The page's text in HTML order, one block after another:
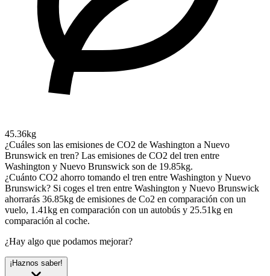
45.36kg
¿Cuáles son las emisiones de CO2 de Washington a Nuevo
Brunswick en tren? Las emisiones de CO2 del tren entre
Washington y Nuevo Brunswick son de 19.85kg.
¿Cuánto CO2 ahorro tomando el tren entre Washington y Nuevo
Brunswick? Si coges el tren entre Washington y Nuevo Brunswick
ahorrarás 36.85kg de emisiones de Co2 en comparación con un
vuelo, 1.41kg en comparación con un autobús y 25.51kg en
comparación al coche.
¿Hay algo que podamos mejorar?
¡Haznos saber!